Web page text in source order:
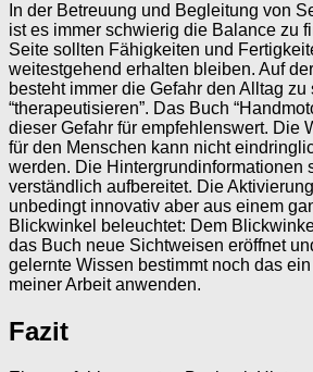
In der Betreuung und Begleitung von
ist es immer schwierig die Balance zu
Seite sollten Fähigkeiten und
weitestgehend erhalten bleiben. Auf
besteht immer die Gefahr den Alltag zu
“therapeutisieren”. Das Buch
dieser Gefahr für empfehlenswert. Die
für den Menschen kann nicht
werden. Die Hintergrundinformationen
verständlich aufbereitet. Die
unbedingt innovativ aber aus einem
Blickwinkel beleuchtet: Dem
das Buch neue Sichtweisen eröffnet
gelernte Wissen bestimmt noch das
meiner Arbeit anwenden.
Fazit